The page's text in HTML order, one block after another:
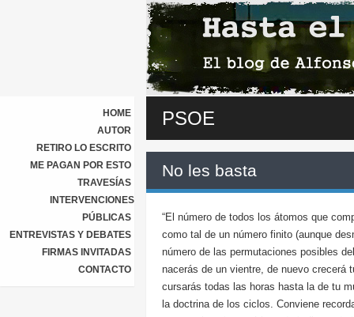
HOME
AUTOR
RETIRO LO ESCRITO
ME PAGAN POR ESTO
TRAVESÍAS
INTERVENCIONES
PÚBLICAS
ENTREVISTAS Y DEBATES
FIRMAS INVITADAS
CONTACTO
PSOE
No les basta
“El número de todos los átomos que
como tal de un número finito (aunque
número de las permutaciones posibles
nacerás de un vientre, de nuevo crecerá
cursarás todas las horas hasta la de tu
la doctrina de los ciclos. Conviene